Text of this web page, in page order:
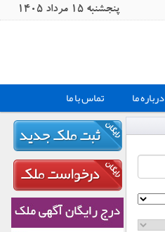
پنجشنبه 15 مرداد 1405
درباره ما تماس با ما